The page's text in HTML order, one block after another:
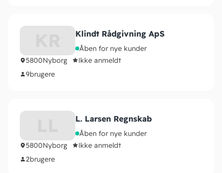
Klindt Rådgivning ApS
Åben for nye kunder
5800Nyborg
Ikke anmeldt
9brugere
L. Larsen Regnskab
Åben for nye kunder
5800Nyborg
Ikke anmeldt
2brugere